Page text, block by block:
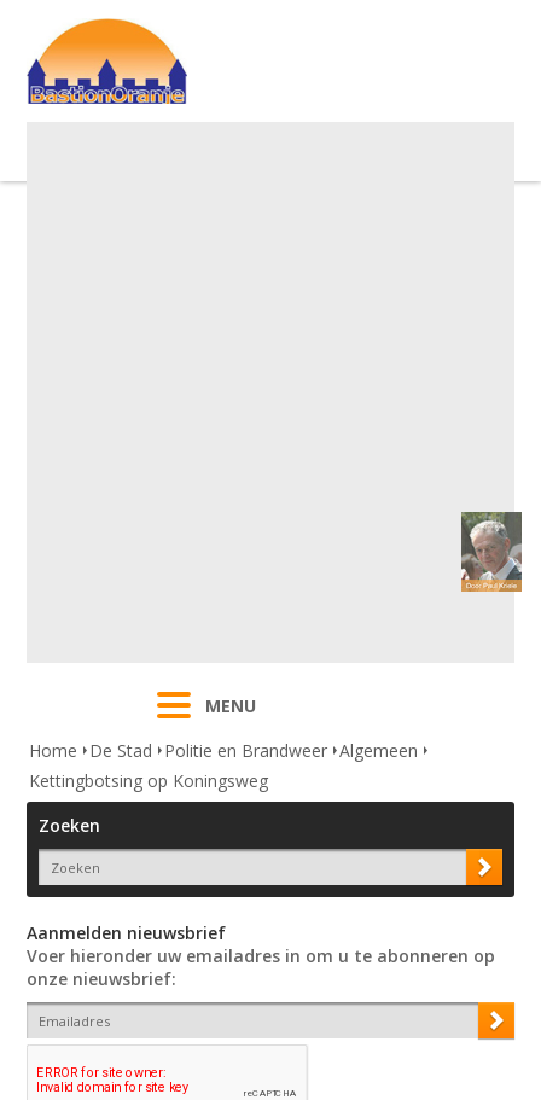
MENU
Home
De Stad Politie en Brandweer Algemeen
Kettingbotsing op Koningsweg
Zoeken
Aanmelden nieuwsbrief
Voer hieronder uw emailadres in om u te abonneren op
onze nieuwsbrief: